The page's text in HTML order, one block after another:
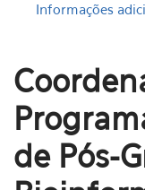
Informações
de Pós-